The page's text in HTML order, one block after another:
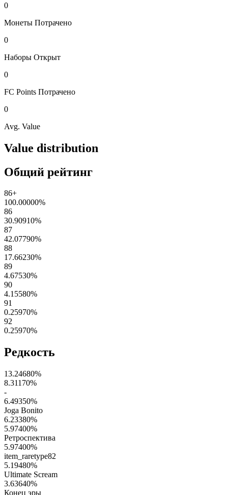
0
Монеты Потрачено
0
Наборы Открыт
0
FC Points Потрачено
0
Avg. Value
Value distribution
Общий рейтинг
86+
100.00000%
86
30.90910%
87
42.07790%
88
17.66230%
89
4.67530%
90
4.15580%
91
0.25970%
92
0.25970%
Редкость
13.24680%
8.31170%
-
6.49350%
Joga Bonito
6.23380%
5.97400%
Ретроспектива
5.97400%
item_raretype82
5.19480%
Ultimate Scream
3.63640%
Конец эры